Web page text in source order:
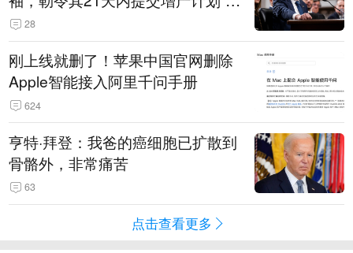
五角大楼回应
28
刚上线就删了！苹果中国官网删除
Apple智能接入阿里千问手册
624
亨特·拜登：我爸的癌细胞已扩散到
骨骼外，非常痛苦
63
点击查看更多